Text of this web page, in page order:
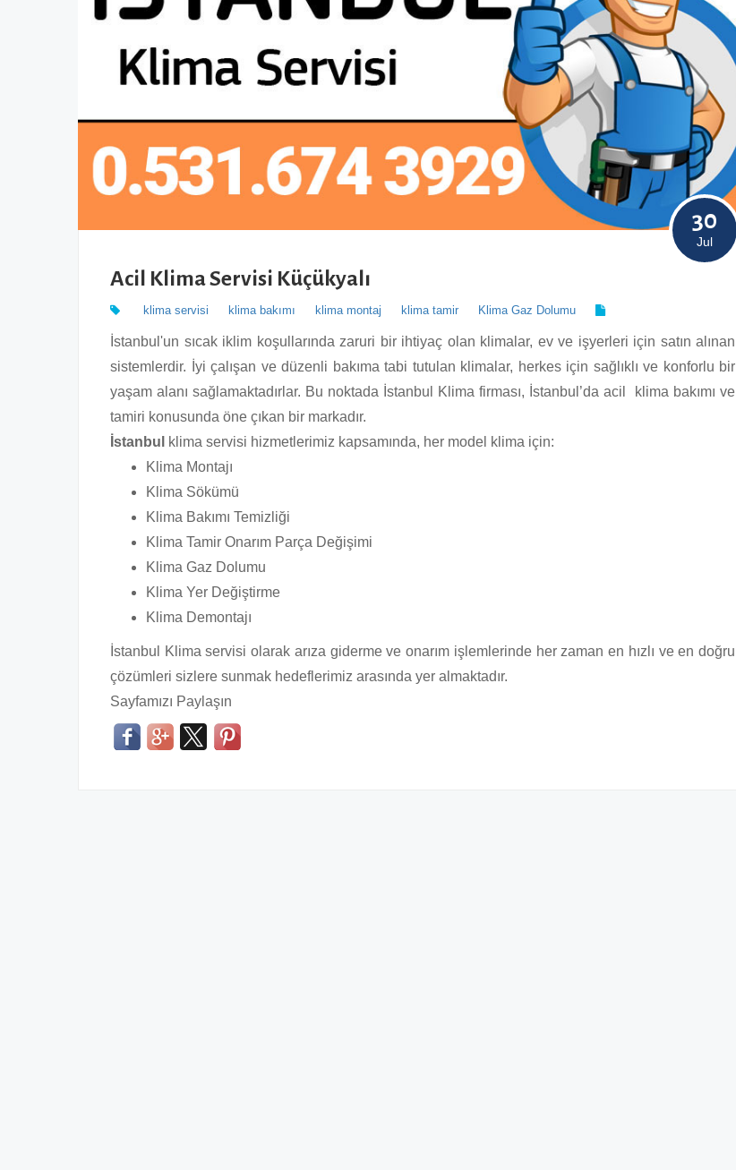
30
Jul
Acil Klima Servisi Küçükyalı
klima servisi klima bakımı klima montaj klima tamir Klima Gaz Dolumu
İstanbul'un sıcak iklim koşullarında zaruri bir ihtiyaç olan klimalar, ev ve işyerleri için satın alınan
sistemlerdir. İyi çalışan ve düzenli bakıma tabi tutulan klimalar, herkes için sağlıklı ve konforlu bir
yaşam alanı sağlamaktadırlar. Bu noktada İstanbul Klima firması, İstanbul’da acil klima bakımı ve
tamiri konusunda öne çıkan bir markadır.
İstanbul
klima servisi hizmetlerimiz kapsamında, her model klima için:
Klima Montajı
Klima Sökümü
Klima Bakımı Temizliği
Klima Tamir Onarım Parça Değişimi
Klima Gaz Dolumu
Klima Yer Değiştirme
Klima Demontajı
İstanbul Klima servisi olarak arıza giderme ve onarım işlemlerinde her zaman en hızlı ve en doğru
çözümleri sizlere sunmak hedeflerimiz arasında yer almaktadır.
Sayfamızı Paylaşın